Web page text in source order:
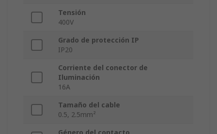
Tensión
400V
Grado de protección IP
IP20
Corriente del conector de
Iluminación
16A
Tamaño del cable
0.5, 2.5mm²